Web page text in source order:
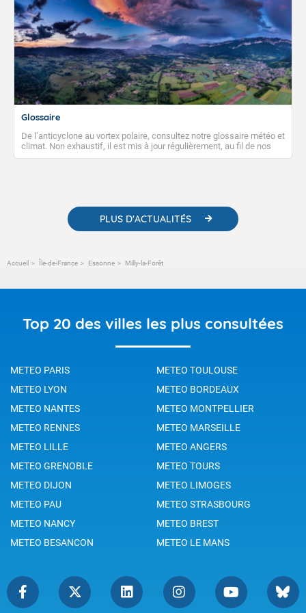
Glossaire
De l’anticyclone au vortex polaire, consultez notre glossaire météo et
climat. Non exhaustif, il est mis à jour régulièrement, au fil de nos
publications. Vous y trouverez également des liens utiles vers nos
PLUS D'ACTUALITÉS
Accueil Île-de-France Essonne Milly-la-Forêt
Top 20 des villes les plus consultées
METEO PARIS
METEO TOULOUSE
METEO LYON
METEO BORDEAUX
METEO NANTES
METEO MONTPELLIER
METEO RENNES
METEO MARSEILLE
METEO LILLE
METEO ANGERS
METEO GRENOBLE
METEO TOURS
METEO DIJON
METEO LIMOGES
METEO PAU
METEO STRASBOURG
METEO NANCY
METEO BREST
METEO BESANCON
METEO LE MANS